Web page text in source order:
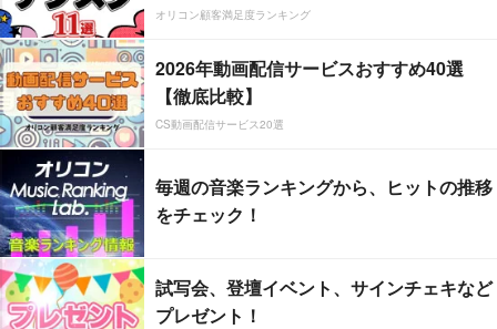
オリコン顧客満足度ランキング
2026年動画配信サービスおすすめ40選
【徹底比較】
CS動画配信サービス20選
毎週の音楽ランキングから、ヒットの推移
をチェック！
試写会、登壇イベント、サインチェキなど
プレゼント！